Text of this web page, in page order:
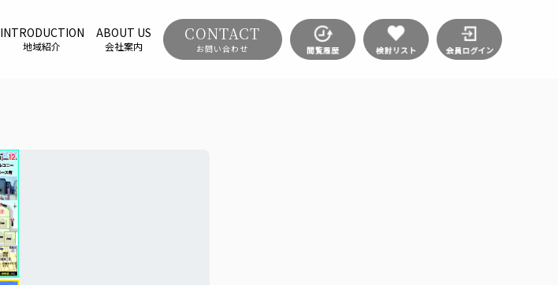
INTRODUCTION
地域紹介
ABOUT US
会社案内
CONTACT
お問い合わせ